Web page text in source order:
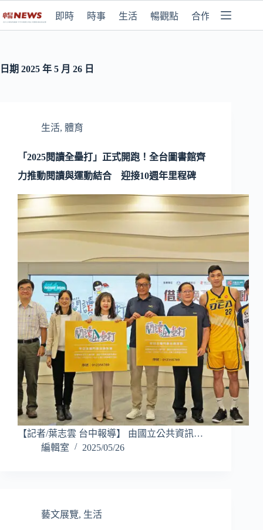
即時 時事 生活 暢觀點 合作媒體
日期 2025 年 5 月 26 日
生活, 體育
「2025閱讀全壘打」正式開跑！全台圖書館齊
力推動閱讀與運動結合 迎接10週年里程碑
【記者/葉志雲 台中報導】 由國立公共資訊…
編輯室
2025/05/26
藝文展覽, 生活